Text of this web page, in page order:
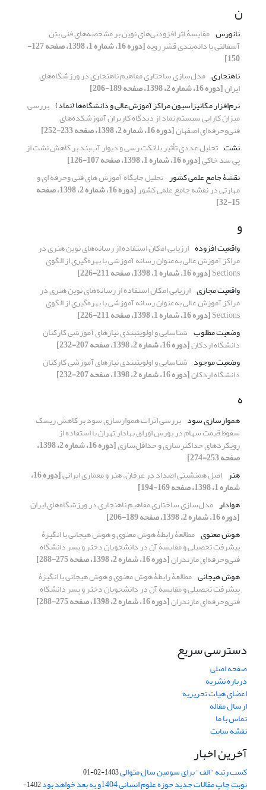
ن
نانورس مقایسۀ اثر افزودنی‌های نوین بر مشخصه‌های فنی بتن
آسفالتی با دانه‌بندی قشر رویه [دوره 16، شماره 1، 1398، صفحه 127-
150]
ناهنجاری مدل‌سازی ساختاری مفاهیم ناهنجاری در ورزشگاه‌های
ایران[دوره 16، شماره 2، 1398، صفحه 189-206]
نرم‌افزار مکانیزاسیون مراکز آموزش‌عالی و دانشگاه‌ها (نماد) بررسی
میزان کارایی سیستم نماد از دیدگاه کاربران آموزشکده‌های
فنی‌وحرفه‌ای اصفهان[دوره 16، شماره 2، 1398، صفحه 233-252]
نشت تحلیل عددی تأثیر بلانکت رسی و دیوار آب‌بند بر کاهش نشت از
پی سد خاکی[دوره 16، شماره 1، 1398، صفحه 107-126]
نقشۀ جامع علمی کشور تحلیل جایگاه آموزش های فنی وحرفه ای و
مهارتی در نقشه جامع علمی کشور [دوره 16، شماره 2، 1398، صفحه
15-32]
و
واقعیت افزوده ارزیابی امکان استفاده از رسانه‌های نوین هنری در
مراکز آموزش عالی به‌عنوان رسانه آموزشی با بهره‌گیری از الگوی
Sections[دوره 16، شماره 1، 1398، صفحه 211-226]
واقعیت مجازی ارزیابی امکان استفاده از رسانه‌های نوین هنری در
مراکز آموزش عالی به‌عنوان رسانه آموزشی با بهره‌گیری از الگوی
Sections[دوره 16، شماره 1، 1398، صفحه 211-226]
وضعیت مطلوب شناسایی و اولویت‏بندی نیازهای آموزشی کارکنان
دانشگاه اردکان[دوره 16، شماره 2، 1398، صفحه 207-232]
وضعیت موجود شناسایی و اولویت‏بندی نیازهای آموزشی کارکنان
دانشگاه اردکان[دوره 16، شماره 2، 1398، صفحه 207-232]
ه
هموار‌سازی سود بررسی اثرات هموارسازی سود بر کاهش ریسکِ
سقوط قیمت سهام در بورس اوراق بهادار تهران با استفاده از
رویکردهای حداکثر‌سازی و حداقل‌سازی [دوره 16، شماره 2، 1398،
صفحه 253-274]
هنر اصل همنشینی اضداد در عرفان، هنر و معماری ایرانی [دوره 16،
شماره 1، 1398، صفحه 169-194]
هوادار مدل‌سازی ساختاری مفاهیم ناهنجاری در ورزشگاه‌های ایران
[دوره 16، شماره 2، 1398، صفحه 189-206]
هوش معنوی مطالعۀ رابطۀ هوش معنوی و هوش هیجانی با انگیزۀ
پیشرفت تحصیلی و مقایسۀ آن در دانشجویان دختر و پسر دانشگاه
فنی‌و‌حرفه‌ای مازندران[دوره 16، شماره 2، 1398، صفحه 275-288]
هوش هیجانی مطالعۀ رابطۀ هوش معنوی و هوش هیجانی با انگیزۀ
پیشرفت تحصیلی و مقایسۀ آن در دانشجویان دختر و پسر دانشگاه
فنی‌و‌حرفه‌ای مازندران[دوره 16، شماره 2، 1398، صفحه 275-288]
دسترسی سریع
صفحه اصلی
درباره نشریه
اعضای هیات تحریریه
ارسال مقاله
تماس با ما
نقشه سایت
آخرین اخبار
کسب رتبه "الف" برای سومین سال متوالی1403-02-01
نوبت چاپ مقالات جدید حوزه علوم انسانی 1404و به بعد خواهد بود
1402-